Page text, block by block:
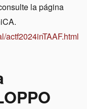
la página
actf2024inTAAF.html